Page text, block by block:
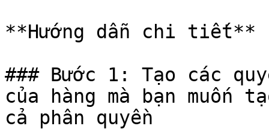
**Hướng dẫn chi tiết**
### Bước 1: Tạo các
của hàng mà bạn muốn
cả phân quyền